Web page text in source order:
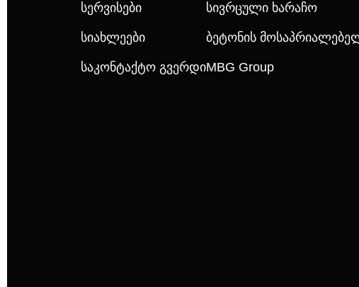
Სერვისები
Სიახლეები
Საკონტაქტო Გვერდი
Სივრცული Ხარაჩო
Ბეტონის
MBG Group